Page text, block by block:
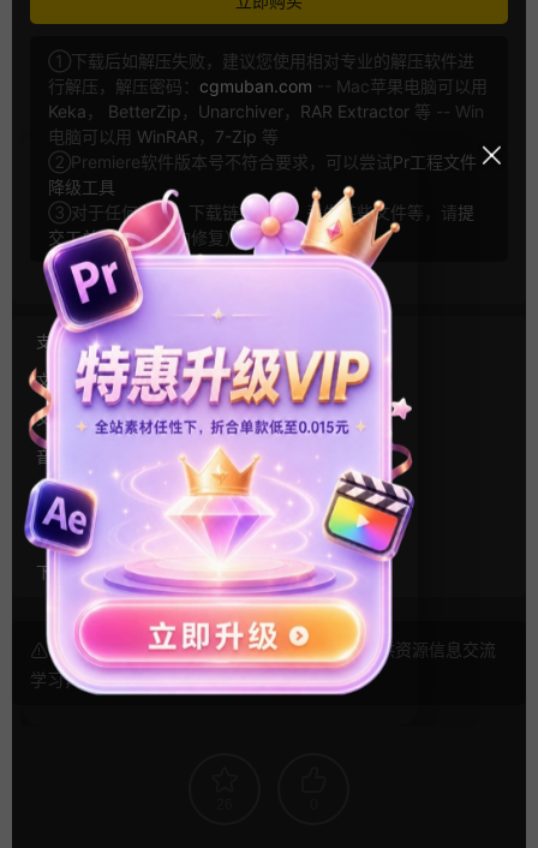
①下载后如解压失败，建议您使用相对专业的解压软件进
行解压，解压密码： cgmuban.com -- Mac苹果电脑可以用
Keka ， BetterZip ， Unarchiver， RAR Extractor 等 -- Win
电脑可以用 WinRAR ， 7-Zip 等
②Premiere软件版本号不符合要求，可以尝试Pr工程文件
降级工具
③对于任何问题：下载链接无效，丢失某些文件等，请提
交工单（24 小时内修复）
支持系统：MAC苹果系统（支持Intel和M芯片）
文件格式：Dmg
文件大小：59MB
音乐：
安装方式：
双击插件自动安装
使用帮助：
安装位置图,视频教程
下载方式：百度网盘,城通网盘,夸克网盘,OneDrive
声明： 本站文章未经许可禁止转载！本站仅供资源信息交流
学习， 版权说明点此了解！